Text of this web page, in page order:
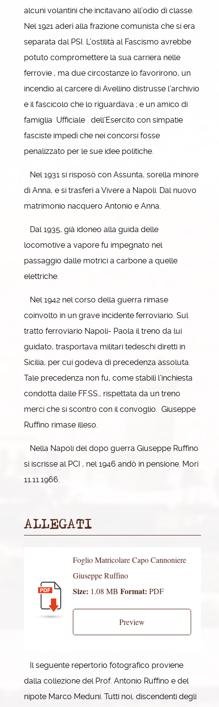
alcuni volantini che incitavano all’odio di classe.
Nel 1921 aderì alla frazione comunista che si era
separata dal PSI. L’ostilità al Fascismo avrebbe
potuto compromettere la sua carriera nelle
ferrovie , ma due circostanze lo favorirono, un
incendio al carcere di Avellino distrusse l’archivio
e il fascicolo che lo riguardava ; e un amico di
famiglia Ufficiale dell’Esercito con simpatie
fasciste impedì che nei concorsi fosse
penalizzato per le sue idee politiche.
Nel 1931 si risposò con Assunta, sorella minore
di Anna, e si trasferì a Vivere a Napoli. Dal nuovo
matrimonio nacquero Antonio e Anna.
Dal 1935, già idoneo alla guida delle
locomotive a vapore fu impegnato nel
passaggio dalle motrici a carbone a quelle
elettriche.
Nel 1942 nel corso della guerra rimase
coinvolto in un grave incidente ferroviario. Sul
tratto ferroviario Napoli- Paola il treno da lui
guidato, trasportava militari tedeschi diretti in
Sicilia, per cui godeva di precedenza assoluta.
Tale precedenza non fu, come stabilì l’inchiesta
condotta dalle FF.SS., rispettata da un treno
merci che si scontro con il convoglio. Giuseppe
Ruffino rimase illeso.
Nella Napoli del dopo guerra Giuseppe Ruffino
si iscrisse al PCI , nel 1946 andò in pensione. Mori
11.11.1966.
ALLEGATI
Foglio Matricolare Capo Cannoniere
Giuseppe Ruffino
Size: 1.08 MB Format: PDF
Preview
Il seguente repertorio fotografico proviene
dalla collezione del Prof. Antonio Ruffino e del
nipote Marco Meduni. Tutti noi, discendenti degli